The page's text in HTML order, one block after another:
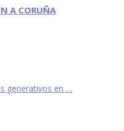
A CORUÑA
generativos en …